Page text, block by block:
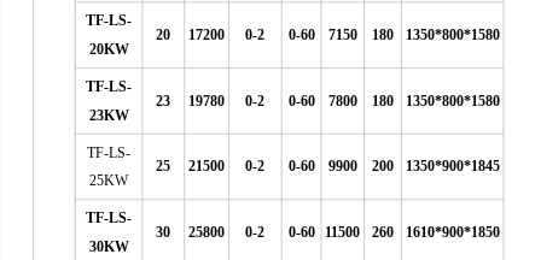
TF-LS-
20KW
20 17200 0-2 0-60 7150 180 1350*800*1580
TF-LS-
23KW
23 19780 0-2 0-60 7800 180 1350*800*1580
TF-LS-
25KW
25 21500 0-2 0-60 9900 200 1350*900*1845
TF-LS-
30KW
30 25800 0-2 0-60 11500 260 1610*900*1850